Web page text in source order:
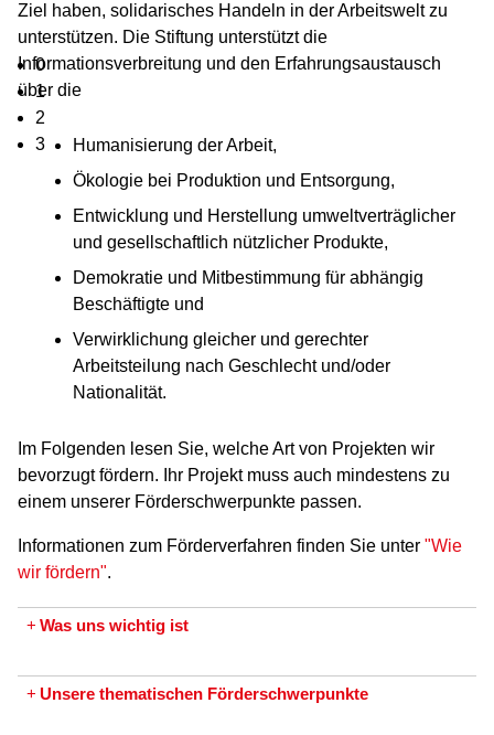
0
1
2
3
Ziel haben, solidarisches Handeln in der Arbeitswelt zu
unterstützen. Die Stiftung unterstützt die
Informationsverbreitung und den Erfahrungsaustausch
über die
Humanisierung der Arbeit,
Ökologie bei Produktion und Entsorgung,
Entwicklung und Herstellung umweltverträglicher
und gesellschaftlich nützlicher Produkte,
Demokratie und Mitbestimmung für abhängig
Beschäftigte und
Verwirklichung gleicher und gerechter
Arbeitsteilung nach Geschlecht und/oder
Nationalität.
Im Folgenden lesen Sie, welche Art von Projekten wir
bevorzugt fördern. Ihr Projekt muss auch mindestens zu
einem unserer Förderschwerpunkte passen.
Informationen zum Förderverfahren finden Sie unter "Wie
wir fördern".
+ Was uns wichtig ist
+ Unsere thematischen Förderschwerpunkte